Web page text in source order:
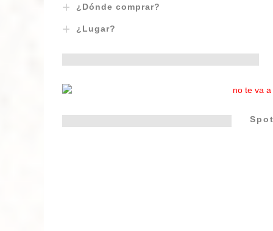
¿Dónde comprar?
¿Lugar?